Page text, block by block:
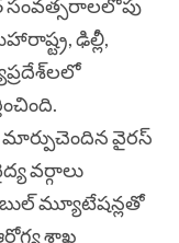
సంవత్సరాలలోపు
ఢిల్లీ,
వైరస్
వర్గాలు
మ్యూటేషన్లతో
శాఖ